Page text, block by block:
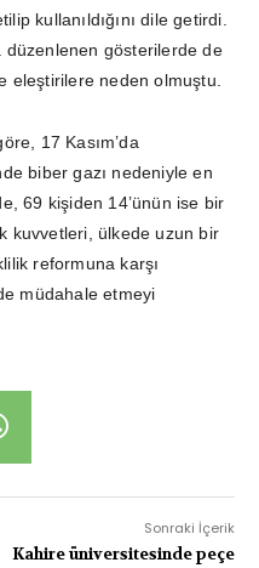
kullanıldığını dile getirdi.
düzenlenen gösterilerde de
eleştirilere neden olmuştu.
17 Kasım’da
biber gazı nedeniyle en
69 kişiden 14’ünün ise bir
kuvvetleri, ülkede uzun bir
reformuna karşı
müdahale etmeyi
Sonraki İçerik
Kahire üniversitesinde peçe